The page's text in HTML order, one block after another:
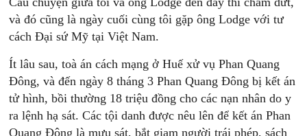
và đó cũng là ngày cuối cùng tôi gặp ông Lodge với tư
cách Đại sứ Mỹ tại Việt Nam.
Ít lâu sau, toà án cách mạng ở Huế xử vụ Phan Quang
Đông, và đến ngày 8 tháng 3 Phan Quang Đông bị kết án
tử hình, bồi thường 18 triệu đồng cho các nạn nhân do y
ra lệnh hạ sát. Các tội danh được nêu lên để kết án Phan
Quang Đông là mưu sát, bắt giam người trái phép, sách